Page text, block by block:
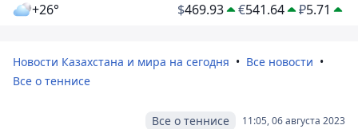
+26° $469.93 €541.64 ₽5.71
Новости Казахстана и мира на сегодня
Все новости
Все о теннисе
11:05, 06 августа 2023
Все о теннисе